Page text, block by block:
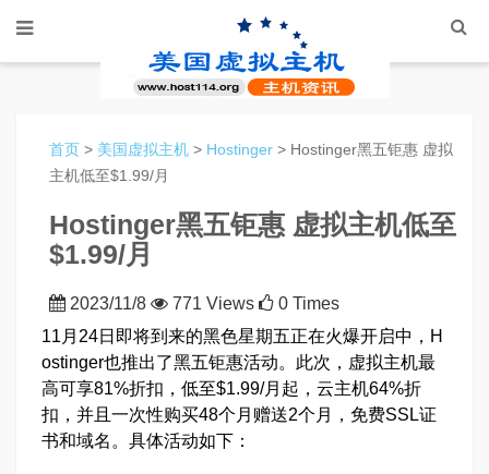
首页 > 美国虚拟主机 > Hostinger > Hostinger黑五钜惠 虚拟
主机低至$1.99/月
Hostinger黑五钜惠 虚拟主机低至
$1.99/月
2023/11/8 771 Views
0 Times
11月24日即将到来的黑色星期五正在火爆开启中，H
ostinger也推出了黑五钜惠活动。此次，虚拟主机最
高可享81%折扣，低至$1.99/月起，云主机64%折
扣，并且一次性购买48个月赠送2个月，免费SSL证
书和域名。具体活动如下：